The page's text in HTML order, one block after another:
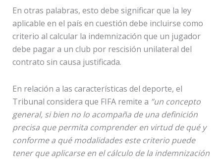
En otras palabras, esto debe significar que la ley
aplicable en el país en cuestión debe incluirse como
criterio al calcular la indemnización que un jugador
debe pagar a un club por rescisión unilateral del
contrato sin causa justificada.
En relación a las características del deporte, el
Tribunal considera que FIFA remite a ”un concepto
general, si bien no lo acompaña de una definición
precisa que permita comprender en virtud de qué y
conforme a qué modalidades este criterio puede
tener que aplicarse en el cálculo de la indemnización